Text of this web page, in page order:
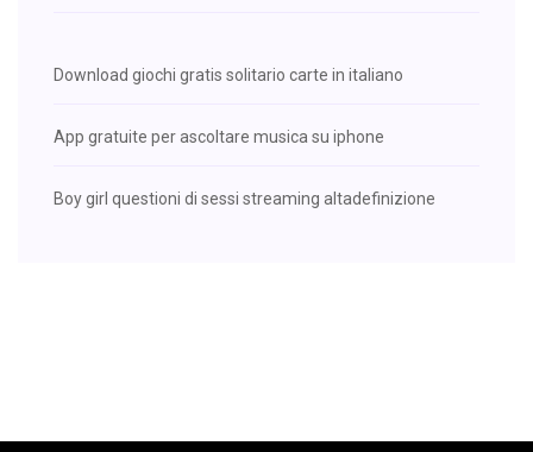
Download giochi gratis solitario carte in italiano
App gratuite per ascoltare musica su iphone
Boy girl questioni di sessi streaming altadefinizione